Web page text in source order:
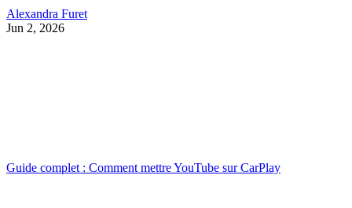
Alexandra Furet
Jun 2, 2026
Guide complet : Comment mettre YouTube sur CarPlay